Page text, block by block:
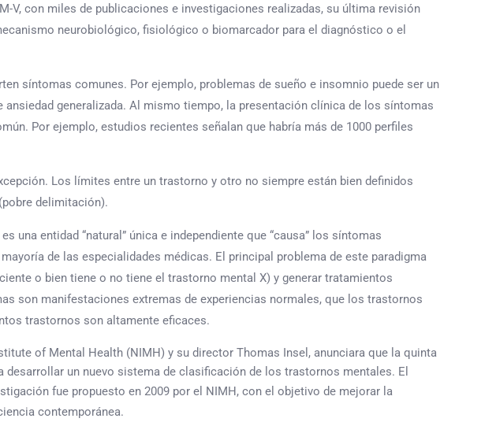
V, con miles de publicaciones e investigaciones realizadas, su última revisión
neurobiológico, fisiológico o biomarcador para el diagnóstico o el
síntomas comunes. Por ejemplo, problemas de sueño e insomnio puede ser un
generalizada. Al mismo tiempo, la presentación clínica de los síntomas
Por ejemplo, estudios recientes señalan que habría más de 1000 perfiles
Los límites entre un trastorno y otro no siempre están bien definidos
delimitación).
una entidad “natural” única e independiente que “causa” los síntomas
de las especialidades médicas. El principal problema de este paradigma
o bien tiene o no tiene el trastorno mental X) y generar tratamientos
son manifestaciones extremas de experiencias normales, que los trastornos
trastornos son altamente eficaces.
of Mental Health (NIMH) y su director Thomas Insel, anunciara que la quinta
un nuevo sistema de clasificación de los trastornos mentales. El
fue propuesto en 2009 por el NIMH, con el objetivo de mejorar la
contemporánea.